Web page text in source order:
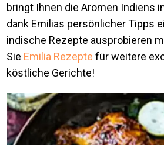
bringt Ihnen die Aromen Indiens
dank Emilias persönlicher Tipps
indische Rezepte ausprobieren
Sie Emilia Rezepte für weitere
köstliche Gerichte!